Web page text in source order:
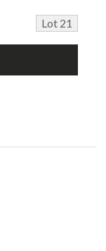
Lot 21